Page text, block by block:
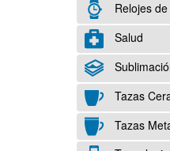
Relojes
Salud
Tazas
Tazas